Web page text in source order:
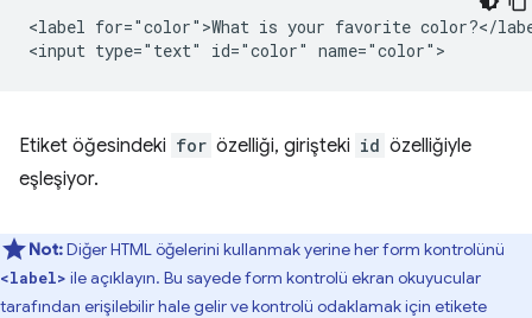
<label for="color">What is your favorite color?</
Etiket öğesindeki for özelliği, girişteki id özelliğiyle
eşleşiyor.
Not:Diğer HTML öğelerini kullanmak yerine her form kontrolünü
<label> ile açıklayın. Bu sayede form kontrolü ekran okuyucular
tarafından erişilebilir hale gelir ve kontrolü odaklamak için etikete